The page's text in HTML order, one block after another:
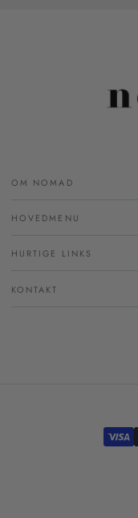
OM NOMAD
HOVEDMENU
HURTIGE LINKS
KONTAKT